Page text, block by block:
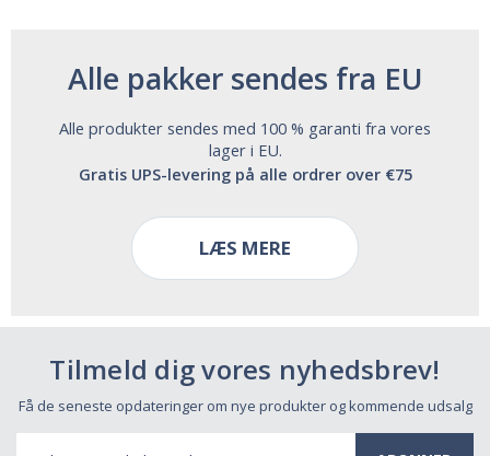
Alle pakker sendes fra EU
Alle produkter sendes med 100 % garanti fra vores
lager i EU.
Gratis UPS-levering på alle ordrer over €75
LÆS MERE
Tilmeld dig vores nyhedsbrev!
Få de seneste opdateringer om nye produkter og kommende udsalg